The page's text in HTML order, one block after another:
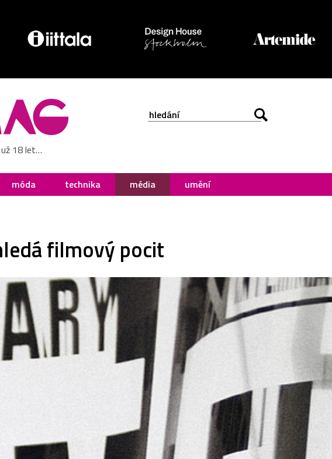
už 18 let…
móda technika média umění
filmový pocit